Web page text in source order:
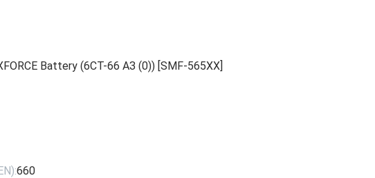
Battery (6СТ-66 АЗ (0)) [SMF-565XX]
660